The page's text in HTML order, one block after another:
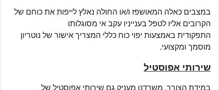
במצבים כאלה המאושפז ו/או החולה נאלץ לייפות את כוחם של
הקרובים אליו לטפל בענייניו עקב אי מסוגלותו
התפקודית באמצעות יפוי כוח כללי המצריך אישור של נוטריון
מוסמך ומקצועי.
שירותי אפוסטיל
במידת הצורך, משרדנו מעניק גם שירותי אפוסטיל של